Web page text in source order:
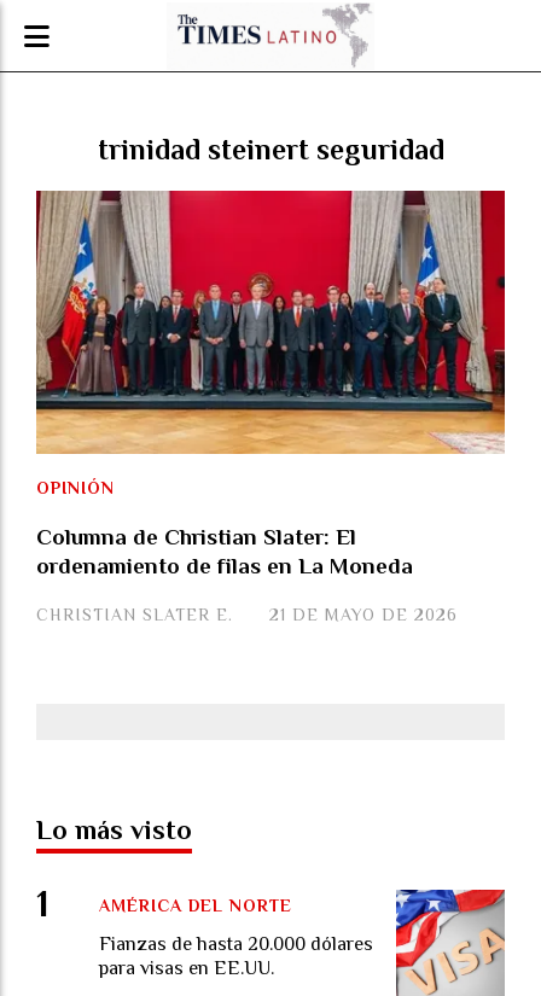
trinidad steinert seguridad
Columna de Christian Slater: El
ordenamiento de filas en La Moneda
CHRISTIAN SLATER E.
OPINIÓN
21 DE MAYO DE 2026
Lo más visto
Fianzas de hasta 20.000 dólares
para visas en EE.UU.
AMÉRICA DEL NORTE